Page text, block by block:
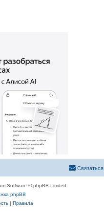
Software © phpBB Limited
phpBB
| Правила